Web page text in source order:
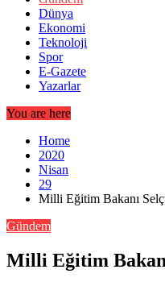
Dünya
Ekonomi
Teknoloji
Spor
E-Gazete
Yazarlar
You are here
Home
2020
Nisan
29
Milli Eğitim Bakanı
Gündem
Milli Eğitim